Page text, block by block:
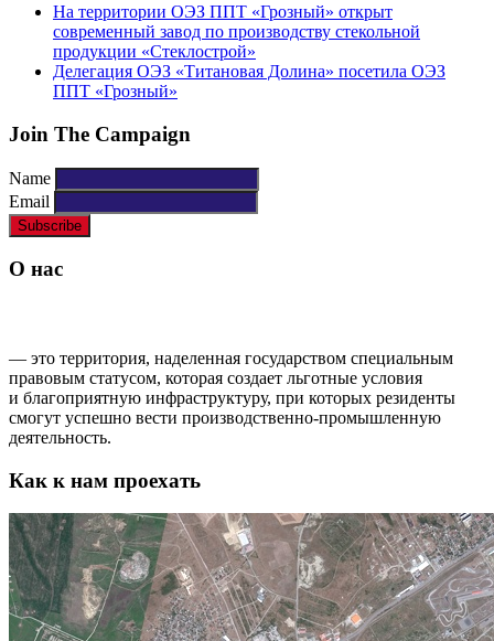
На территории ОЭЗ ППТ «Грозный» открыт
современный завод по производству стекольной
продукции «Стеклострой»
Делегация ОЭЗ «Титановая Долина» посетила ОЭЗ
ППТ «Грозный»
Join The Campaign
Name
Email
О нас
— это территория, наделенная государством специальным
правовым статусом, которая создает льготные условия
и благоприятную инфраструктуру, при которых резиденты
смогут успешно вести производственно-промышленную
деятельность.
Как к нам проехать